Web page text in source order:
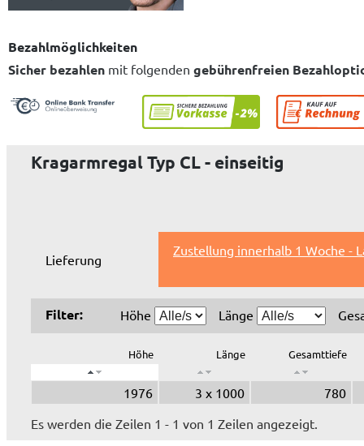
Bezahlmöglichkeiten
Sicher bezahlen mit folgenden gebührenfreien
Kragarmregal Typ CL - einseitig
Lieferung
Zustellung innerhalb 1 Woche -
Filter: Höhe Länge
Höhe Länge Gesamttiefe
1976 3 x 1000
780
Es werden die Zeilen 1 - 1 von 1 Zeilen angezeigt.